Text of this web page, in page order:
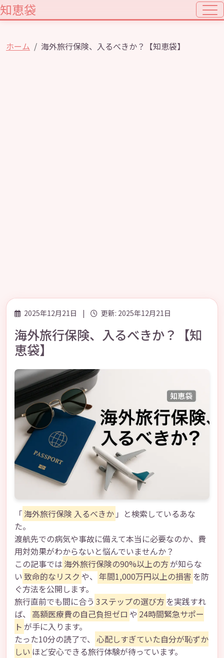
知恵袋
ホーム 海外旅行保険、入るべきか？【知恵袋】
2025年12月21日 | 更新: 2025年12月21日
海外旅行保険、入るべきか？【知
恵袋】
「 海外旅行保険 入るべきか 」と検索しているあな
た。
渡航先での病気や事故に備えて本当に必要なのか、費
用対効果がわからないと悩んでいませんか？
この記事では 海外旅行保険の90%以上の方が知らな
い致命的なリスク や、 年間1,000万円以上の損害 を防
ぐ方法を公開します。
旅行直前でも間に合う 3ステップの選び方 を実践すれ
ば、 高額医療費の自己負担ゼロ や 24時間緊急サポー
ト が手に入ります。
たった10分の読了で、 心配しすぎていた自分が恥ずか
しい ほど安心できる旅行体験が待っています。